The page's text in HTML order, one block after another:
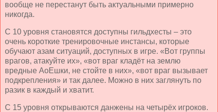
вообще не перестанут быть актуальными примерно
никогда.
С 10 уровня становятся доступны гильдхесты – это
очень короткие тренировочные инстансы, которые
обучают азам ситуаций, доступных в игре. «Вот группы
врагов, атакуйте их», «вот враг кладёт на землю
вредные АоЕшки, не стойте в них», «вот враг вызывает
подкрепления» и так далее. Можно в них заглянуть по
разик в каждый и хватит.
С 15 уровня открываются данжены на четырёх игроков.